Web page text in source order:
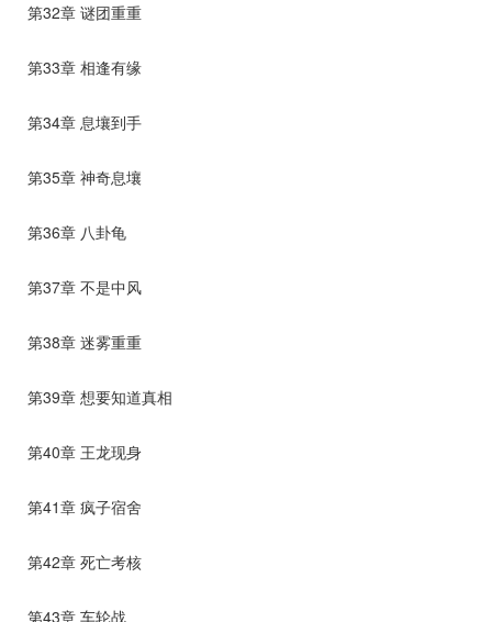
第32章 谜团重重
第33章 相逢有缘
第34章 息壤到手
第35章 神奇息壤
第36章 八卦龟
第37章 不是中风
第38章 迷雾重重
第39章 想要知道真相
第40章 王龙现身
第41章 疯子宿舍
第42章 死亡考核
第43章 车轮战